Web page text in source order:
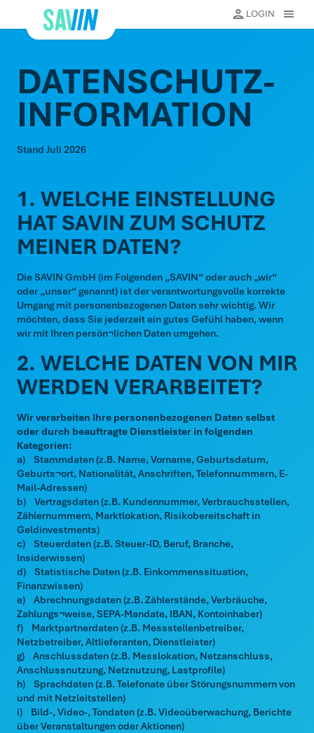
LOGIN
DATENSCHUTZ-
INFORMATION
Stand Juli 2026
1. WELCHE EINSTELLUNG
HAT SAVIN ZUM SCHUTZ
MEINER DATEN?
Die SAVIN GmbH (im Folgenden „SAVIN“ oder auch „wir“
oder „unser“ genannt) ist der verantwortungsvolle korrekte
Umgang mit personenbezogenen Daten sehr wichtig. Wir
möchten, dass Sie jederzeit ein gutes Gefühl haben, wenn
wir mit Ihren persön¬lichen Daten umgehen.
2. WELCHE DATEN VON MIR
WERDEN VERARBEITET?
Wir verarbeiten Ihre personenbezogenen Daten selbst
oder durch beauftragte Dienstleister in folgenden
Kategorien:
a) Stammdaten (z.B. Name, Vorname, Geburtsdatum,
Geburts¬ort, Nationalität, Anschriften, Telefonnummern, E-
Mail-Adressen)
b) Vertragsdaten (z.B. Kundennummer, Verbrauchsstellen,
Zählernummern, Marktlokation, Risikobereitschaft in
Geldinvestments)
c) Steuerdaten (z.B. Steuer-ID, Beruf, Branche,
Insiderwissen)
d) Statistische Daten (z.B. Einkommenssituation,
Finanzwissen)
e) Abrechnungsdaten (z.B. Zählerstände, Verbräuche,
Zahlungs¬weise, SEPA-Mandate, IBAN, Kontoinhaber)
f) Marktpartnerdaten (z.B. Messstellenbetreiber,
Netzbetreiber, Altlieferanten, Dienstleister)
g) Anschlussdaten (z.B. Messlokation, Netzanschluss,
Anschlussnutzung, Netznutzung, Lastprofile)
h) Sprachdaten (z.B. Telefonate über Störungsnummern von
und mit Netzleitstellen)
i) Bild-, Video-, Tondaten (z.B. Videoüberwachung, Berichte
über Veranstaltungen oder Aktionen)